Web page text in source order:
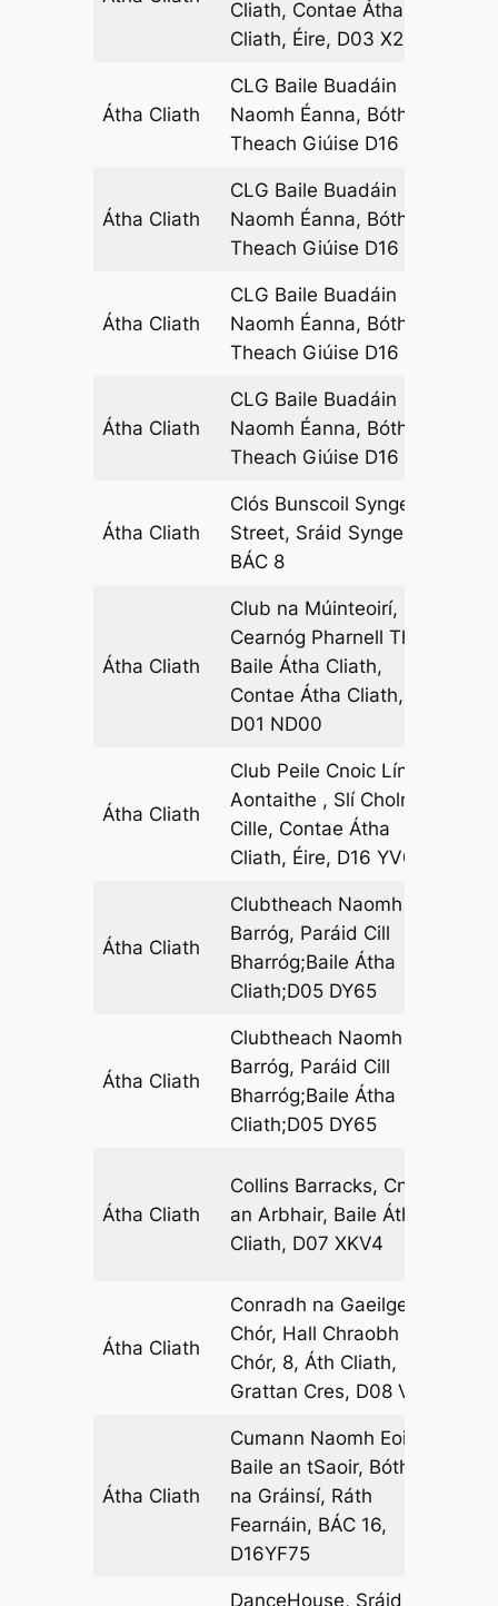
Cliath, Contae Átha
Cliath, Éire, D03 X2P6
Átha Cliath
CLG Baile Buadáin
Naomh Éanna, Bóthar
Theach Giúise D16 A2F8
Átha Cliath
CLG Baile Buadáin
Naomh Éanna, Bóthar
Theach Giúise D16 A2F8
Átha Cliath
CLG Baile Buadáin
Naomh Éanna, Bóthar
Theach Giúise D16 A2F8
Átha Cliath
CLG Baile Buadáin
Naomh Éanna, Bóthar
Theach Giúise D16 A2F8
Átha Cliath
Clós Bunscoil Synge
Street, Sráid Synge,
BÁC 8
Átha Cliath
Club na Múinteoirí, 35,
Cearnóg Pharnell Thiar,
Baile Átha Cliath,
Contae Átha Cliath, Éire,
D01 ND00
Átha Cliath
Club Peile Cnoic Lín
Aontaithe , Slí Cholm
Cille, Contae Átha
Cliath, Éire, D16 YV04
Átha Cliath
Clubtheach Naomh
Barróg, Paráid Cill
Bharróg;Baile Átha
Cliath;D05 DY65
Átha Cliath
Clubtheach Naomh
Barróg, Paráid Cill
Bharróg;Baile Átha
Cliath;D05 DY65
Átha Cliath
Collins Barracks, Cnoc
an Arbhair, Baile Átha
Cliath, D07 XKV4
Átha Cliath
Conradh na Gaeilge Inse
Chór, Hall Chraobh Inse
Chór, 8, Áth Cliath,
Grattan Cres, D08 V003
Átha Cliath
Cumann Naomh Eoin
Baile an tSaoir, Bóthar
na Gráinsí, Ráth
Fearnáin, BÁC 16,
D16YF75
DanceHouse, Sráid Uí